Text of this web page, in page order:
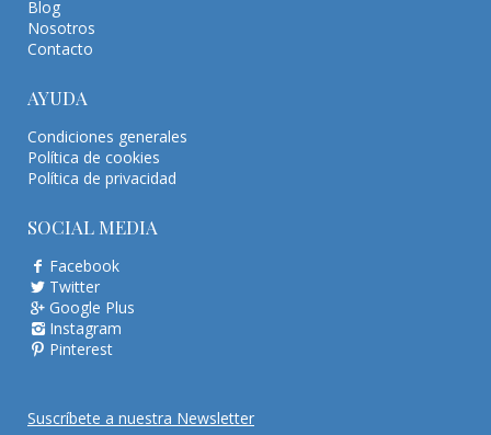
Blog
Nosotros
Contacto
AYUDA
Condiciones generales
Política de cookies
Política de privacidad
SOCIAL MEDIA
Facebook
Twitter
Google Plus
Instagram
Pinterest
Suscríbete a nuestra Newsletter